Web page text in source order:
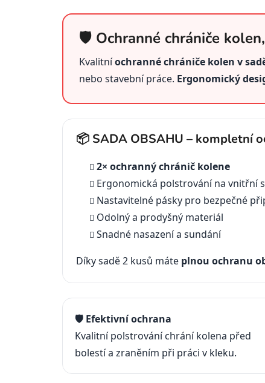
🛡️ Ochranné chrániče
Kvalitníochranné chrániče kolen v
nebo stavební práce. Ergonomický
📦 SADA OBSAHU – kompletní
2× ochranný chránič kolene
Ergonomická polstrování na vnitřní
Nastavitelné pásky pro bezpečné
Odolný a prodyšný materiál
Snadné nasazení a sundání
Díky sadě 2 kusů máte plnou ochranu
🛡️ Efektivní ochrana
Kvalitní polstrování chrání kolena před
bolestí a zraněním při práci v kleku.